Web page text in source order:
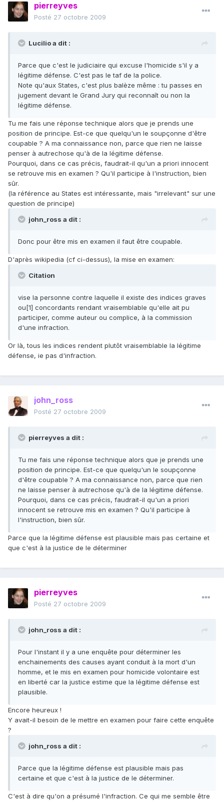
pierreyves
Posté 27 octobre 2009
Lucilio a dit :
Parce que c'est le judiciaire qui excuse l'homicide s'il y a
légitime défense. C'est pas le taf de la police.
Note qu'aux States, c'est plus balèze même : tu passes en
jugement devant le Grand Jury qui reconnaît ou non la
légitime défense.
Tu me fais une réponse technique alors que je prends une
position de principe. Est-ce que quelqu'un le soupçonne d'être
coupable ? A ma connaissance non, parce que rien ne laisse
penser à autrechose qu'à de la légitime défense.
Pourquoi, dans ce cas précis, faudrait-il qu'un a priori innocent
se retrouve mis en examen ? Qu'il participe à l'instruction, bien
sûr.
(la référence au States est intéressante, mais "irrelevant" sur une
question de principe)
john_ross a dit :
Donc pour être mis en examen il faut être coupable.
D'après wikipedia (cf ci-dessus), la mise en examen:
Citation
vise la personne contre laquelle il existe des indices graves
ou[1] concordants rendant vraisemblable qu'elle ait pu
participer, comme auteur ou complice, à la commission
d'une infraction.
Or là, tous les indices rendent plutôt vraisemblable la légitime
défense, ie pas d'infraction.
john_ross
Posté 27 octobre 2009
pierreyves a dit :
Tu me fais une réponse technique alors que je prends une
position de principe. Est-ce que quelqu'un le soupçonne
d'être coupable ? A ma connaissance non, parce que rien
ne laisse penser à autrechose qu'à de la légitime défense.
Pourquoi, dans ce cas précis, faudrait-il qu'un a priori
innocent se retrouve mis en examen ? Qu'il participe à
l'instruction, bien sûr.
Parce que la légitime défense est plausible mais pas certaine et
que c'est à la justice de le déterminer
pierreyves
Posté 27 octobre 2009
john_ross a dit :
Pour l'instant il y a une enquête pour déterminer les
enchainements des causes ayant conduit à la mort d'un
homme, et le mis en examen pour homicide volontaire est
en liberté car la justice estime que la légitime défense est
plausible.
Encore heureux !
Y avait-il besoin de le mettre en examen pour faire cette enquête
?
john_ross a dit :
Parce que la légitime défense est plausible mais pas
certaine et que c'est à la justice de le déterminer.
C'est à dire qu'on a présumé l'infraction. Ce qui me semble être